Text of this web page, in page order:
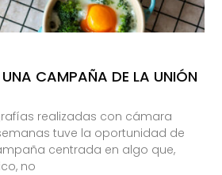
CAMPAÑA DE LA UNIÓN
realizadas con cámara
tuve la oportunidad de
centrada en algo que,
no